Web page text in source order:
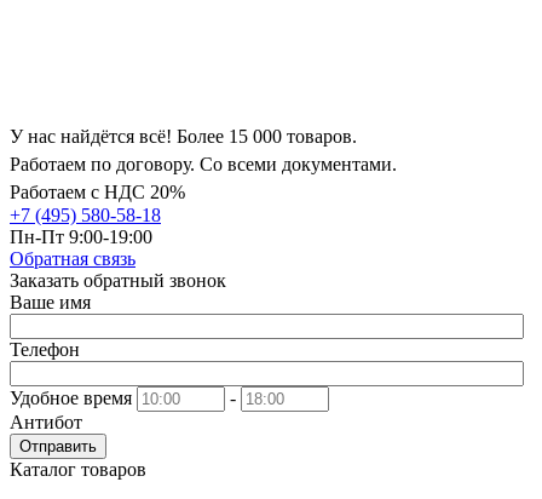
У нас найдётся всё! Более 15 000 товаров.
Работаем по договору. Со всеми документами.
Работаем с НДС 20%
+7 (495) 580-58-18
Пн-Пт 9:00-19:00
Обратная связь
Заказать обратный звонок
Ваше имя
Телефон
Удобное время
-
Антибот
Отправить
Каталог товаров